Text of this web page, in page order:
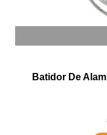
Batidor De